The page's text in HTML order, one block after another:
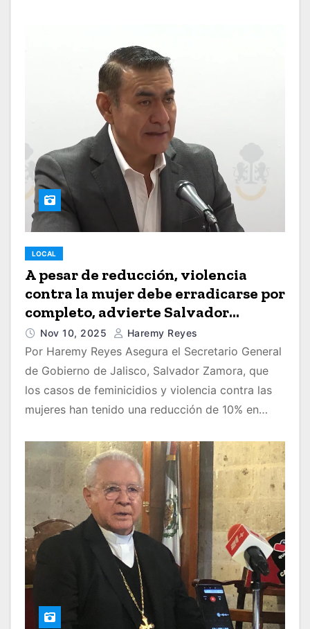
LOCAL
A pesar de reducción, violencia
contra la mujer debe erradicarse por
completo, advierte Salvador
Zamora en Jalisco
Nov 10, 2025 Haremy Reyes
Por Haremy Reyes Asegura el Secretario General
de Gobierno de Jalisco, Salvador Zamora, que
los casos de feminicidios y violencia contra las
mujeres han tenido una reducción de 10% en…